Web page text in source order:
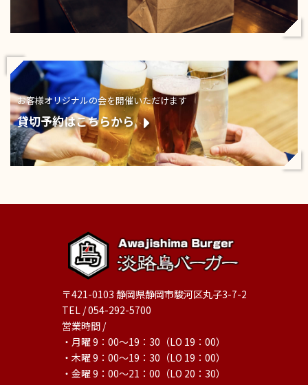
お客様オリジナルの会を開催いただけます
貸切予約はこちらから
〒421-0103 静岡県静岡市駿河区丸子3-7-2
TEL / 054-292-5700
営業時間 /
・月曜 9：00～19：30（LO 19：00）
・木曜 9：00～19：30（LO 19：00）
・金曜 9：00～21：00（LO 20：30）